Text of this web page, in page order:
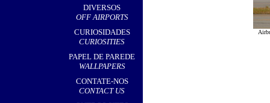
DIVERSOS
OFF AIRPORTS
CURIOSIDADES
CURIOSITIES
PAPEL DE PAREDE
WALLPAPERS
CONTATE-NOS
CONTACT US